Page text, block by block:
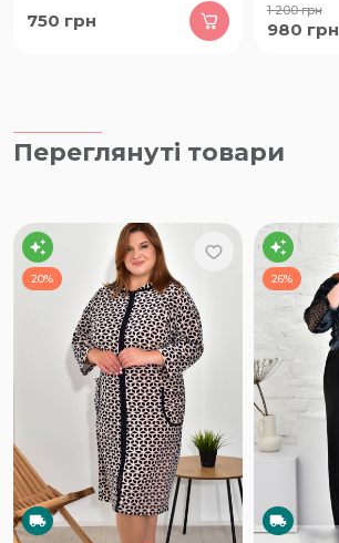
750 грн
1 200грн
980 грн
Переглянуті товари
20% 26%